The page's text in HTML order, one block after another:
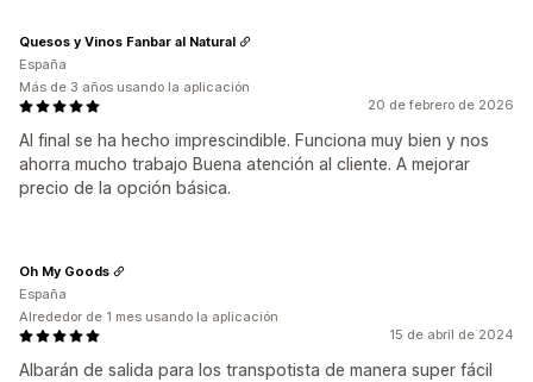
20 de febrero de 2026
Al final se ha hecho imprescindible. Funciona muy bien y nos
ahorra mucho trabajo Buena atención al cliente. A mejorar
precio de la opción básica.
Quesos y Vinos Fanbar al Natural
España
Más de 3 años usando la aplicación
15 de abril de 2024
Albarán de salida para los transpotista de manera super fácil
Oh My Goods
España
Alrededor de 1 mes usando la aplicación